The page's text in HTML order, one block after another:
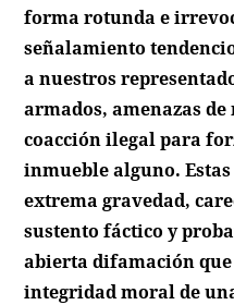
forma rotunda e
señalamiento
a nuestros
armados, amenazas
coacción ilegal para
inmueble alguno.
extrema gravedad,
sustento fáctico y
abierta difamación
integridad moral de